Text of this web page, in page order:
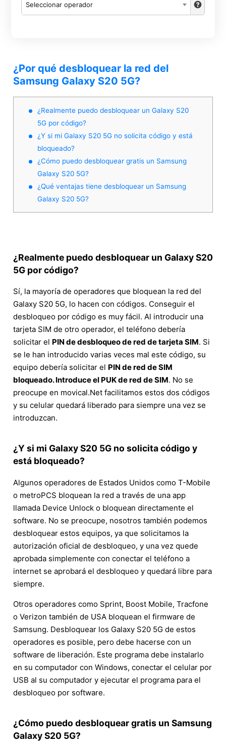
Seleccionar operador
¿Por qué desbloquear la red del
Samsung Galaxy S20 5G?
¿Realmente puedo desbloquear un Galaxy S20
5G por código?
¿Y si mi Galaxy S20 5G no solicita código y está
bloqueado?
¿Cómo puedo desbloquear gratis un Samsung
Galaxy S20 5G?
¿Qué ventajas tiene desbloquear un Samsung
Galaxy S20 5G?
¿Realmente puedo desbloquear un Galaxy S20
5G por código?
Sí, la mayoría de operadores que bloquean la red del
Galaxy S20 5G, lo hacen con códigos. Conseguir el
desbloqueo por código es muy fácil. Al introducir una
tarjeta SIM de otro operador, el teléfono debería
solicitar el PIN de desbloqueo de red de tarjeta SIM. Si
se le han introducido varias veces mal este código, su
equipo debería solicitar el PIN de red de SIM
bloqueado. Introduce el PUK de red de SIM. No se
preocupe en movical.Net facilitamos estos dos códigos
y su celular quedará liberado para siempre una vez se
introduzcan.
¿Y si mi Galaxy S20 5G no solicita código y
está bloqueado?
Algunos operadores de Estados Unidos como T-Mobile
o metroPCS bloquean la red a través de una app
llamada Device Unlock o bloquean directamente el
software. No se preocupe, nosotros también podemos
desbloquear estos equipos, ya que solicitamos la
autorización oficial de desbloqueo, y una vez quede
aprobada simplemente con conectar el teléfono a
internet se aprobará el desbloqueo y quedará libre para
siempre.
Otros operadores como Sprint, Boost Mobile, Tracfone
o Verizon también de USA bloquean el firmware de
Samsung. Desbloquear los Galaxy S20 5G de estos
operadores es posible, pero debe hacerse con un
software de liberación. Este programa debe instalarlo
en su computador con Windows, conectar el celular por
USB al su computador y ejecutar el programa para el
desbloqueo por software.
¿Cómo puedo desbloquear gratis un Samsung
Galaxy S20 5G?